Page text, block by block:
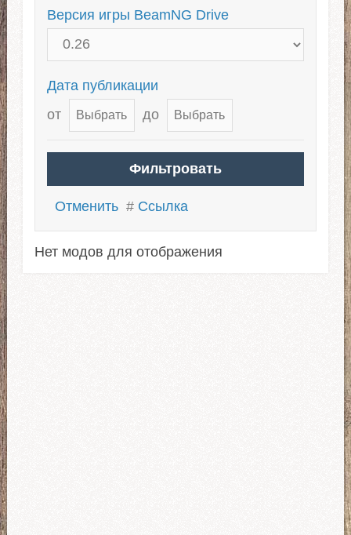
Версия игры BeamNG Drive
Дата публикации
от
до
Отменить # Ссылка
Нет модов для отображения